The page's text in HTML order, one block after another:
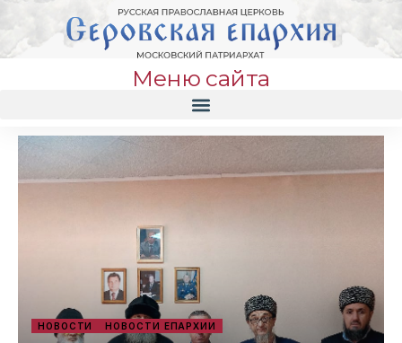
Меню сайта
НОВОСТИ НОВОСТИ ЕПАРХИИ